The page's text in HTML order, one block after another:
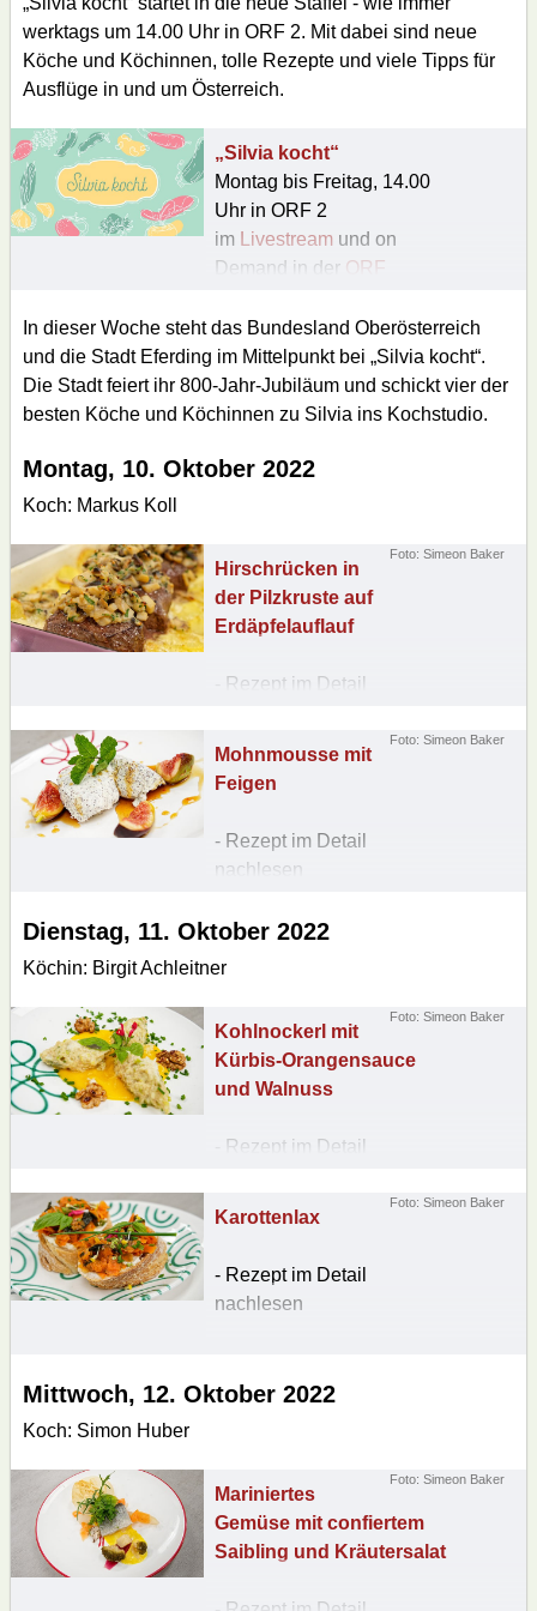
werktags um 14.00 Uhr in ORF 2. Mit dabei sind neue
Köche und Köchinnen, tolle Rezepte und viele Tipps für
Ausflüge in und um Österreich.
„Silvia kocht“
Montag bis Freitag, 14.00
Uhr in ORF 2
im
Livestream und on
Demand in der ORF
In dieser Woche steht das Bundesland Oberösterreich
und die Stadt Eferding im Mittelpunkt bei „Silvia kocht“.
Die Stadt feiert ihr 800-Jahr-Jubiläum und schickt vier der
besten Köche und Köchinnen zu Silvia ins Kochstudio.
Montag, 10. Oktober 2022
Koch: Markus Koll
Foto: Simeon Baker
Hirschrücken in
der Pilzkruste auf
Erdäpfelauflauf
- Rezept im Detail
Foto: Simeon Baker
Mohnmousse mit
Feigen
- Rezept im Detail
nachlesen
Dienstag, 11. Oktober 2022
Köchin: Birgit Achleitner
Foto: Simeon Baker
Kohlnockerl mit
Kürbis-Orangensauce
und Walnuss
- Rezept im Detail
Foto: Simeon Baker
Karottenlax
- Rezept im Detail
nachlesen
Mittwoch, 12. Oktober 2022
Koch: Simon Huber
Foto: Simeon Baker
Mariniertes
Gemüse mit confiertem
Saibling und Kräutersalat